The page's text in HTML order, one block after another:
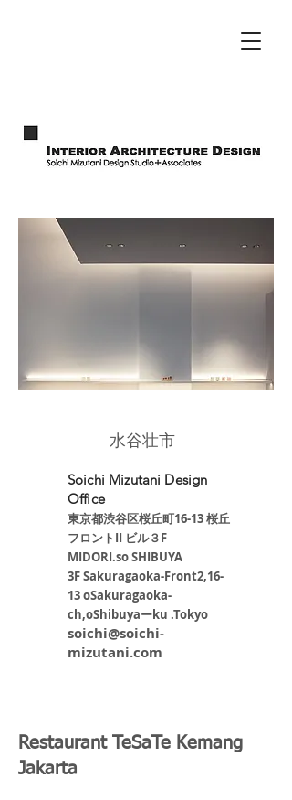
​水谷壮市
Soichi Mizutani Design
Office
東京都渋谷区桜丘町16-13 桜丘
フロントII ビル３F
​MIDORI.so SHIBUYA
3F Sakuragaoka-Front2,16-
13 oSakuragaoka-
ch,oShibuyaーku .Tokyo
soichi@soichi-
mizutani.com
Restaurant TeSaTe Kemang
Jakarta